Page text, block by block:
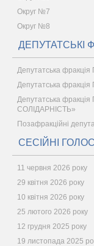
Округ №7
Округ №8
ДЕПУТАТСЬКІ
Депутатська
Депутатська
Депутатська
СОЛІДАРНІСТЬ»
Позафракційні
СЕСІЙНІ
11 червня 2026 року
29 квітня 2026 року
10 квітня 2026 року
25 лютого 2026 року
12 грудня 2025 року
19 листопада 2025